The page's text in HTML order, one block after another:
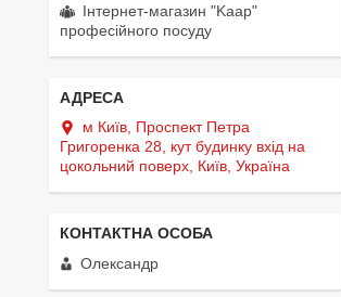
Інтернет-магазин "Kaap"
професійного посуду
м Київ, Проспект Петра
Григоренка 28, кут будинку вхід на
цокольний поверх, Київ, Україна
Олександр